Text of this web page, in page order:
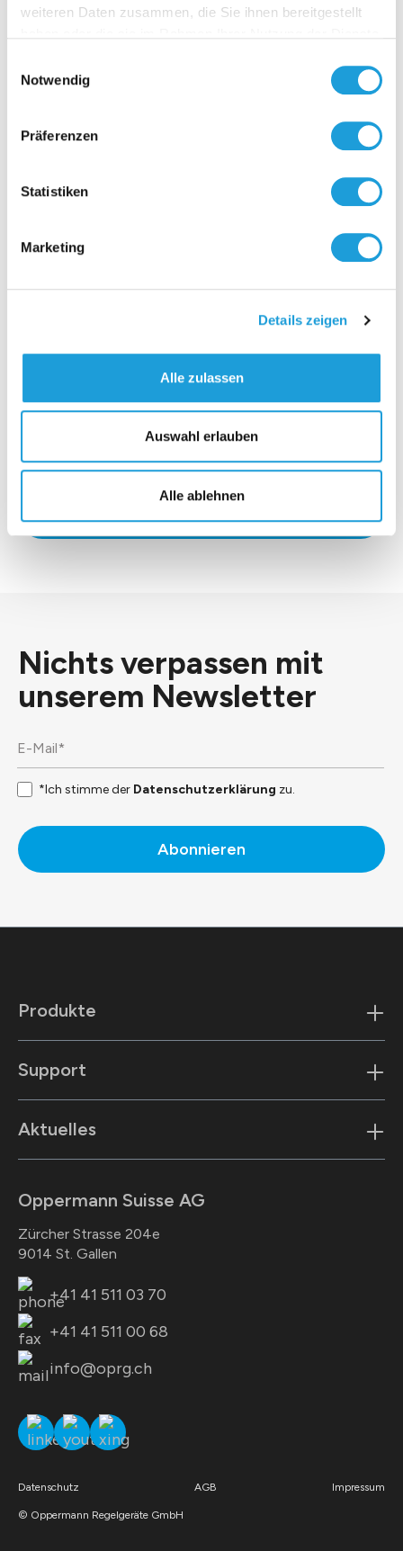
weiteren Daten zusammen, die Sie ihnen bereitgestellt
Notwendig
Präferenzen
Statistiken
Marketing
Details zeigen
Alle zulassen
Auswahl erlauben
Alle ablehnen
Senden
Nichts verpassen mit
unserem Newsletter
*Ich stimme der Datenschutzerklärung zu.
Abonnieren
Oppermann Suisse AG
Zürcher Strasse 204e
9014 St. Gallen
+41 41 511 03 70
+41 41 511 00 68
info@oprg.ch
Produkte
Support
Aktuelles
© Oppermann Regelgeräte GmbH
Datenschutz AGB Impressum